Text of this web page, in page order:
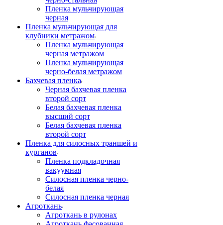
Пленка мульчирующая
черная
Пленка мульчирующая для
клубники метражом
Пленка мульчирующая
черная метражом
Пленка мульчирующая
черно-белая метражом
Бахчевая пленка
Черная бахчевая пленка
второй сорт
Белая бахчевая пленка
высший сорт
Белая бахчевая пленка
второй сорт
Пленка для силосных траншей и
курганов
Пленка подкладочная
вакуумная
Силосная пленка черно-
белая
Силосная пленка черная
Агроткань
Агроткань в рулонах